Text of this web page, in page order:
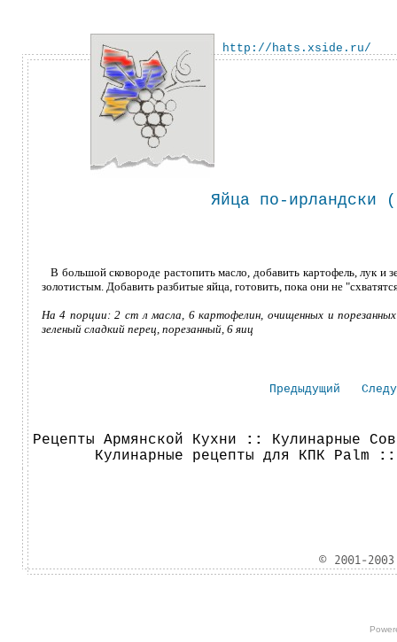
http://hats.xside.ru/
Яйца по-ирландски
В большой сковороде растопить масло, добавить картофель, лук и
золотистым. Добавить разбитые яйца, готовить, пока они не
На 4 порции: 2 ст л масла, 6 картофелин, очищенных и порезанных
зеленый сладкий перец, порезанный, 6 яиц
Предыдущий
Рецепты Армянской Кухни :: Кулинарные
Кулинарные рецепты для КПК Palm